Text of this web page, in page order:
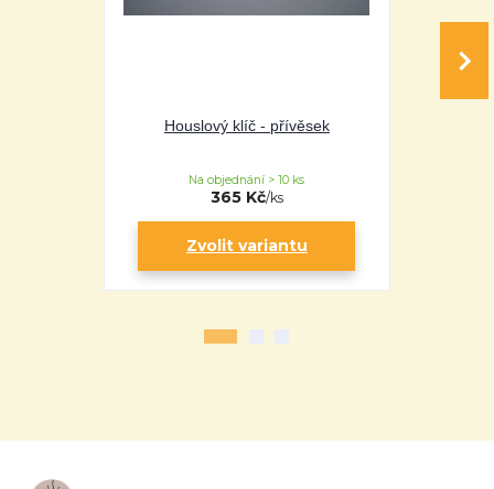
Houslový klíč - přívěsek
365 Kč/ks
Na objednání > 10 ks
Zvolit variantu